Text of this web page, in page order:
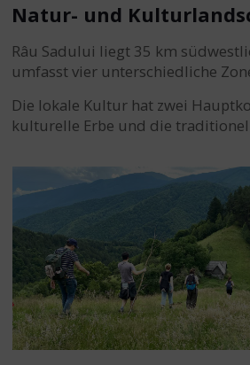
Natur- und
Râu Sadului liegt 35 km
umfasst vier unterschiedliche
Die lokale Kultur hat zwei
kulturelle Erbe und die